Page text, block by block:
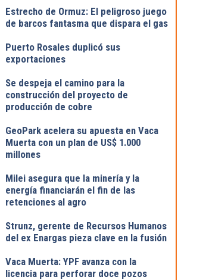
Estrecho de Ormuz: El peligroso juego
de barcos fantasma que dispara el gas
Puerto Rosales duplicó sus
exportaciones
Se despeja el camino para la
construcción del proyecto de
producción de cobre
GeoPark acelera su apuesta en Vaca
Muerta con un plan de US$ 1.000
millones
Milei asegura que la minería y la
energía financiarán el fin de las
retenciones al agro
Strunz, gerente de Recursos Humanos
del ex Enargas pieza clave en la fusión
Vaca Muerta: YPF avanza con la
licencia para perforar doce pozos